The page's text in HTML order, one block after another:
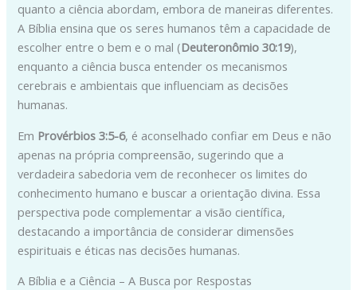
quanto a ciência abordam, embora de maneiras diferentes.
A Bíblia ensina que os seres humanos têm a capacidade de
escolher entre o bem e o mal (Deuteronômio 30:19),
enquanto a ciência busca entender os mecanismos
cerebrais e ambientais que influenciam as decisões
humanas.
Em Provérbios 3:5-6, é aconselhado confiar em Deus e não
apenas na própria compreensão, sugerindo que a
verdadeira sabedoria vem de reconhecer os limites do
conhecimento humano e buscar a orientação divina. Essa
perspectiva pode complementar a visão científica,
destacando a importância de considerar dimensões
espirituais e éticas nas decisões humanas.
A Bíblia e a Ciência – A Busca por Respostas